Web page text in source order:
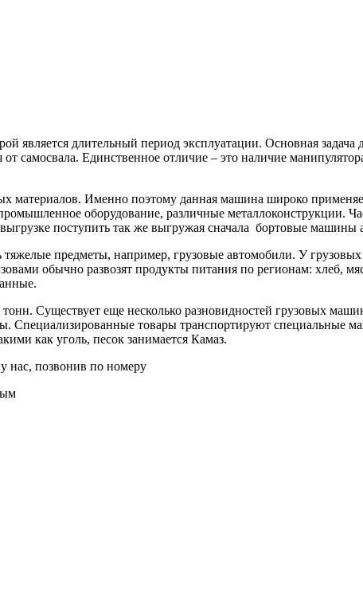
длительный период эксплуатации. Основная задача
самосвала. Единственное отличие – это наличие
материалов. Именно поэтому данная машина широко
оборудование, различные металлоконструкции.
поступить так же выгружая сначала бортовые машины
предметы, например, грузовые автомобили. У
обычно развозят продукты питания по регионам: хлеб,
Существует еще несколько разновидностей грузовых
Специализированные товары транспортируют специальные
как уголь, песок занимается Камаз.
нас, позвонив по номеру